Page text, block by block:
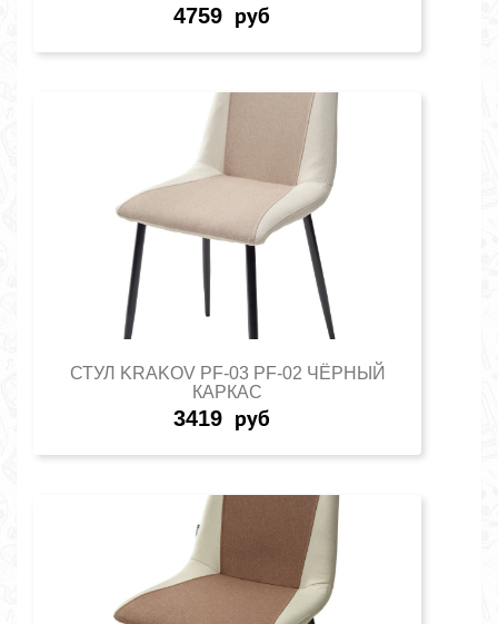
4759 руб
СТУЛ KRAKOV PF-03 PF-02 ЧЁРНЫЙ
КАРКАС
3419 руб